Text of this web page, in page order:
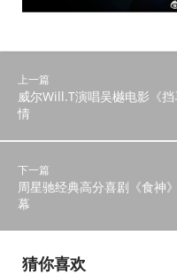
上一篇
威尔Will.T演唱吴樾电影《
情
下一篇
周星驰经典高分喜剧《食神
幕
猜你喜欢